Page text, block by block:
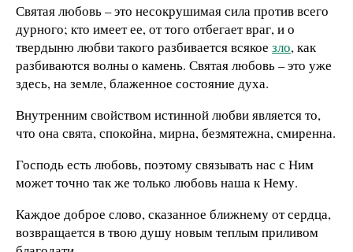
Святая любовь – это несокрушимая сила против всего
дурного; кто имеет ее, от того отбегает враг, и о
твердыню любви такого разбивается всякое зло, как
разбиваются волны о камень. Святая любовь – это уже
здесь, на земле, блаженное состояние духа.
Внутренним свойством истинной любви является то,
что она свята, спокойна, мирна, безмятежна, смиренна.
Господь есть любовь, поэтому связывать нас с Ним
может точно так же только любовь наша к Нему.
Каждое доброе слово, сказанное ближнему от сердца,
возвращается в твою душу новым теплым приливом